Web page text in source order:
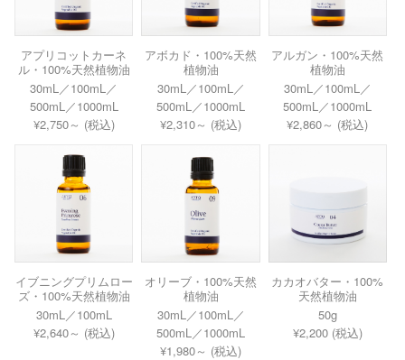
アプリコットカーネ
ル・100%天然植物油
30mL／100mL／
500mL／1000mL
¥2,750～ (税込)
アボカド・100%天然
植物油
30mL／100mL／
500mL／1000mL
¥2,310～ (税込)
アルガン・100%天然
植物油
30mL／100mL／
500mL／1000mL
¥2,860～ (税込)
イブニングプリムロー
ズ・100%天然植物油
30mL／100mL
¥2,640～ (税込)
オリーブ・100%天然
植物油
30mL／100mL／
500mL／1000mL
¥1,980～ (税込)
カカオバター・100%
天然植物油
50g
¥2,200 (税込)